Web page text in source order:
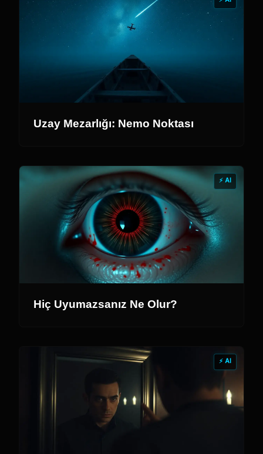
Uzay Mezarlığı: Nemo Noktası
⚡ AI
Hiç Uyumazsanız Ne Olur?
⚡ AI